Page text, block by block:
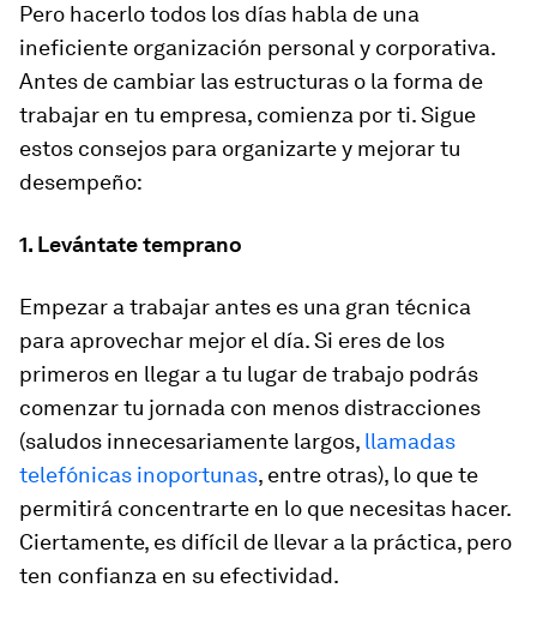
Pero hacerlo todos los días habla de una
ineficiente organización personal y corporativa.
Antes de cambiar las estructuras o la forma de
trabajar en tu empresa, comienza por ti. Sigue
estos consejos para organizarte y mejorar tu
desempeño:
1. Levántate temprano
Empezar a trabajar antes es una gran técnica
para aprovechar mejor el día. Si eres de los
primeros en llegar a tu lugar de trabajo podrás
comenzar tu jornada con menos distracciones
(saludos innecesariamente largos, llamadas
telefónicas inoportunas, entre otras), lo que te
permitirá concentrarte en lo que necesitas hacer.
Ciertamente, es difícil de llevar a la práctica, pero
ten confianza en su efectividad.